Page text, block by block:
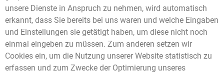
unsere Dienste in Anspruch zu nehmen, wird automatisch
erkannt, dass Sie bereits bei uns waren und welche Eingaben
und Einstellungen sie getätigt haben, um diese nicht noch
einmal eingeben zu müssen. Zum anderen setzen wir
Cookies ein, um die Nutzung unserer Website statistisch zu
erfassen und zum Zwecke der Optimierung unseres